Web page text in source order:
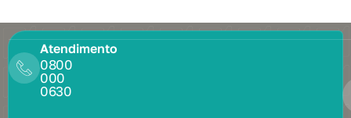
Atendimento
0800
000
0630